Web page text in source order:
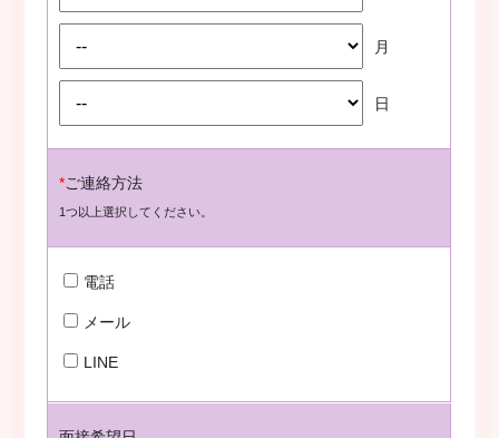
月
日
*ご連絡方法
1つ以上選択してください。
電話
メール
LINE